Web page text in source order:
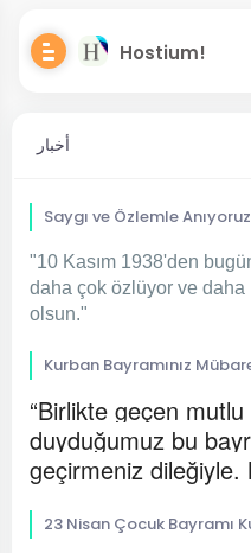
Hostium!
أخبار
Saygı ve Özlemle
"10 Kasım 1938'den
daha çok özlüyor ve daha
olsun."
Kurban Bayramınız
“Birlikte geçen
duyduğumuz bu
geçirmeniz dileğiyle.
23 Nisan Çocuk Bayramı